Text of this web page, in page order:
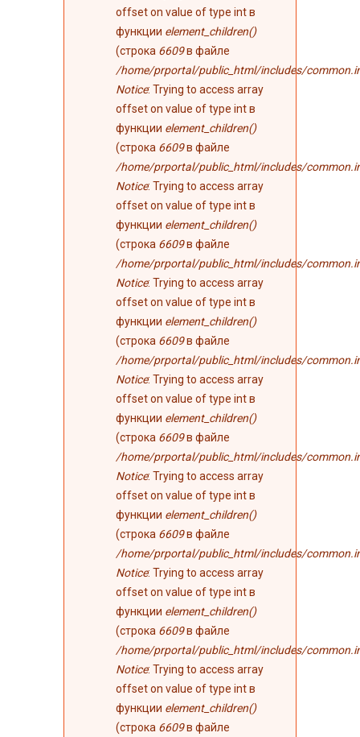
offset on value of type int в
функции element_children()
(строка 6609в файле
/home/prportal/public_html/includes/
Notice: Trying to access array
offset on value of type int в
функции element_children()
(строка 6609в файле
/home/prportal/public_html/includes/
Notice: Trying to access array
offset on value of type int в
функции element_children()
(строка 6609в файле
/home/prportal/public_html/includes/
Notice: Trying to access array
offset on value of type int в
функции element_children()
(строка 6609в файле
/home/prportal/public_html/includes/
Notice: Trying to access array
offset on value of type int в
функции element_children()
(строка 6609в файле
/home/prportal/public_html/includes/
Notice: Trying to access array
offset on value of type int в
функции element_children()
(строка 6609в файле
/home/prportal/public_html/includes/
Notice: Trying to access array
offset on value of type int в
функции element_children()
(строка 6609в файле
/home/prportal/public_html/includes/
Notice: Trying to access array
offset on value of type int в
функции element_children()
(строка 6609в файле